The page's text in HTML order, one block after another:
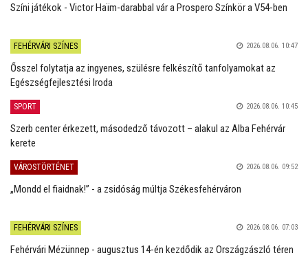
Színi játékok - Victor Haïm-darabbal vár a Prospero Színkör a V54-ben
FEHÉRVÁRI SZÍNES 2026.08.06. 10:47
Ősszel folytatja az ingyenes, szülésre felkészítő tanfolyamokat az
Egészségfejlesztési Iroda
SPORT 2026.08.06. 10:45
Szerb center érkezett, másodedző távozott – alakul az Alba Fehérvár
kerete
VÁROSTÖRTÉNET 2026.08.06. 09:52
„Mondd el fiaidnak!” - a zsidóság múltja Székesfehérváron
FEHÉRVÁRI SZÍNES 2026.08.06. 07:03
Fehérvári Mézünnep - augusztus 14-én kezdődik az Országzászló téren